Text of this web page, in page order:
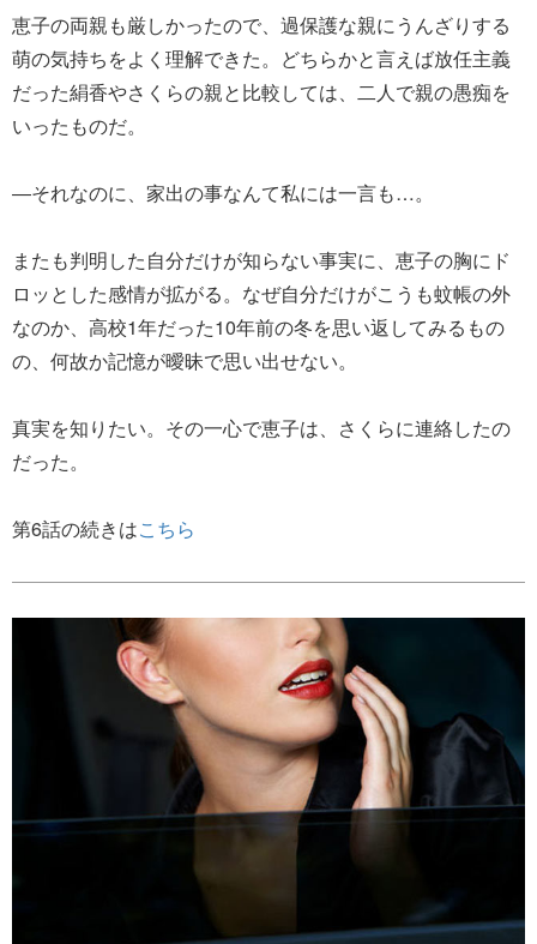
恵子の両親も厳しかったので、過保護な親にうんざりする
萌の気持ちをよく理解できた。どちらかと言えば放任主義
だった絹香やさくらの親と比較しては、二人で親の愚痴を
いったものだ。
―それなのに、家出の事なんて私には一言も…。
またも判明した自分だけが知らない事実に、恵子の胸にド
ロッとした感情が拡がる。なぜ自分だけがこうも蚊帳の外
なのか、高校1年だった10年前の冬を思い返してみるもの
の、何故か記憶が曖昧で思い出せない。
真実を知りたい。その一心で恵子は、さくらに連絡したの
だった。
第6話の続きはこちら